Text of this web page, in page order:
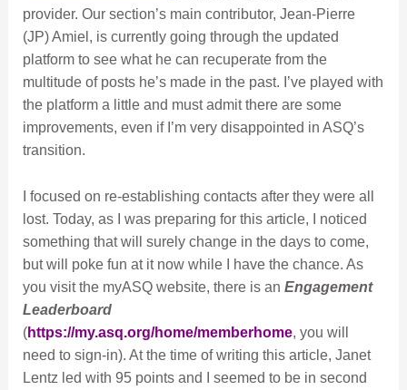
provider. Our section’s main contributor, Jean-Pierre
(JP) Amiel, is currently going through the updated
platform to see what he can recuperate from the
multitude of posts he’s made in the past. I’ve played with
the platform a little and must admit there are some
improvements, even if I’m very disappointed in ASQ’s
transition.
I focused on re-establishing contacts after they were all
lost. Today, as I was preparing for this article, I noticed
something that will surely change in the days to come,
but will poke fun at it now while I have the chance. As
you visit the myASQ website, there is an Engagement
Leaderboard
(https://my.asq.org/home/memberhome, you will
need to sign-in). At the time of writing this article, Janet
Lentz led with 95 points and I seemed to be in second